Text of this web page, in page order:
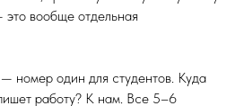
вообще отдельная
номер один для студентов. Куда
работу? К нам. Все 5–6